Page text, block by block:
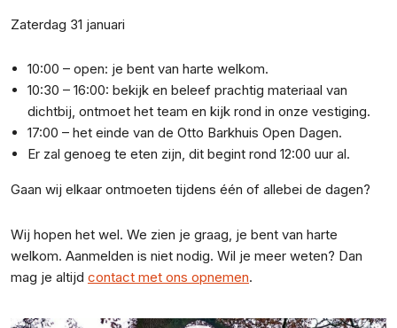
Zaterdag 31 januari
10:00 – open: je bent van harte welkom.
10:30 – 16:00: bekijk en beleef prachtig materiaal van
dichtbij, ontmoet het team en kijk rond in onze vestiging.
17:00 – het einde van de Otto Barkhuis Open Dagen.
Er zal genoeg te eten zijn, dit begint rond 12:00 uur al.
Gaan wij elkaar ontmoeten tijdens één of allebei de dagen?
Wij hopen het wel. We zien je graag, je bent van harte
welkom. Aanmelden is niet nodig. Wil je meer weten? Dan
mag je altijd contact met ons opnemen.